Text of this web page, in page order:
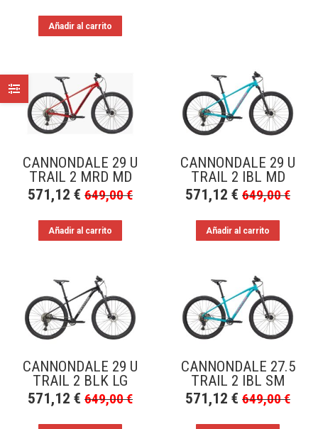
Añadir al carrito
CANNONDALE 29 U
TRAIL 2 MRD MD
571,12 € 649,00€
Añadir al carrito
CANNONDALE 29 U
TRAIL 2 IBL MD
571,12 € 649,00€
Añadir al carrito
CANNONDALE 29 U
TRAIL 2 BLK LG
571,12 € 649,00€
CANNONDALE 27.5
TRAIL 2 IBL SM
571,12 € 649,00€